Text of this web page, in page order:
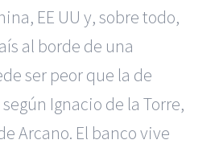
EE UU y, sobre todo,
al borde de una
ser peor que la de
según Ignacio de la Torre,
Arcano. El banco vive